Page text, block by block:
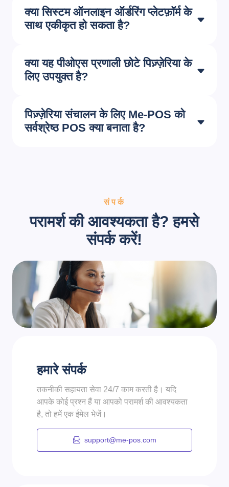
क्या सिस्टम ऑनलाइन ऑर्डरिंग प्लेटफ़ॉर्म के
साथ एकीकृत हो सकता है?
क्या यह पीओएस प्रणाली छोटे पिज़्ज़ेरिया के
लिए उपयुक्त है?
पिज़्ज़ेरिया संचालन के लिए Me-POS को
सर्वश्रेष्ठ POS क्या बनाता है?
संपर्क
परामर्श की आवश्यकता है? हमसे
संपर्क करें!
हमारे संपर्क
तकनीकी सहायता सेवा 24/7 काम करती है। यदि
आपके कोई प्रश्न हैं या आपको परामर्श की आवश्यकता
है, तो हमें एक ईमेल भेजें।
support@me-pos.com